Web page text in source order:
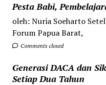
Pesta Babi,
oleh: Nuria Soeharto
Forum Papua Barat,
Comments closed
Generasi DACA dan
Setiap Dua Tahun